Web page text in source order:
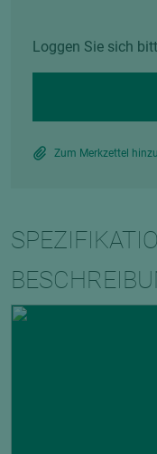
Loggen Sie sich
Zum Merkzettel